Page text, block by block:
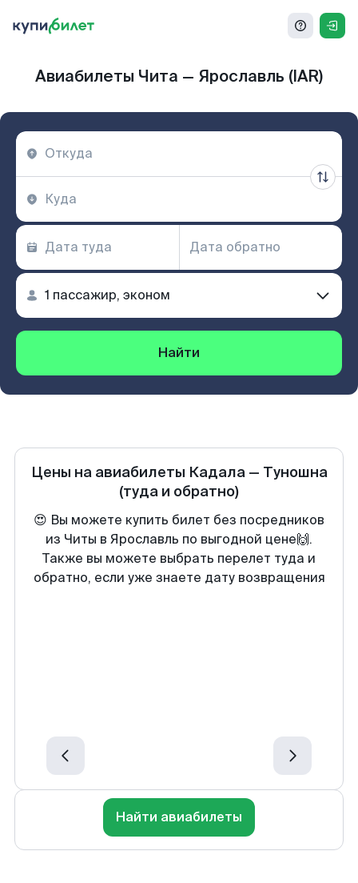
Авиабилеты Чита — Ярославль (IAR)
Найти
Цены на авиабилеты Кадала— Туношна
(туда и обратно)
😍 Вы можете купить билет без посредников
из Читы в Ярославль по выгодной цене🙌.
Также вы можете выбрать перелет туда и
обратно, если уже знаете дату возвращения
Найти авиабилеты